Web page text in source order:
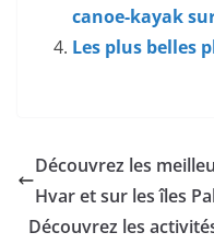
canoe-kayak
Les plus belles
Découvrez les
Hvar et sur les îles
Découvrez les